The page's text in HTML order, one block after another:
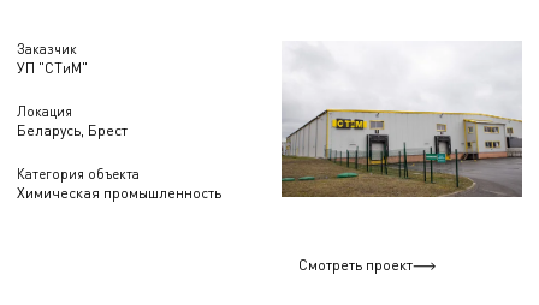
Заказчик
УП "СТиМ"
Локация
Беларусь, Брест
Категория объекта
Химическая промышленность
Смотреть проект